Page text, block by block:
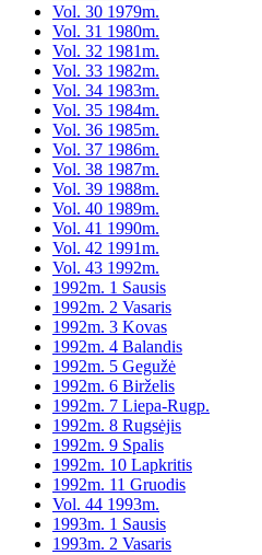
Vol. 30 1979m.
Vol. 31 1980m.
Vol. 32 1981m.
Vol. 33 1982m.
Vol. 34 1983m.
Vol. 35 1984m.
Vol. 36 1985m.
Vol. 37 1986m.
Vol. 38 1987m.
Vol. 39 1988m.
Vol. 40 1989m.
Vol. 41 1990m.
Vol. 42 1991m.
Vol. 43 1992m.
1992m. 1 Sausis
1992m. 2 Vasaris
1992m. 3 Kovas
1992m. 4 Balandis
1992m. 5 Gegužė
1992m. 6 Birželis
1992m. 7 Liepa-Rugp.
1992m. 8 Rugsėjis
1992m. 9 Spalis
1992m. 10 Lapkritis
1992m. 11 Gruodis
Vol. 44 1993m.
1993m. 1 Sausis
1993m. 2 Vasaris